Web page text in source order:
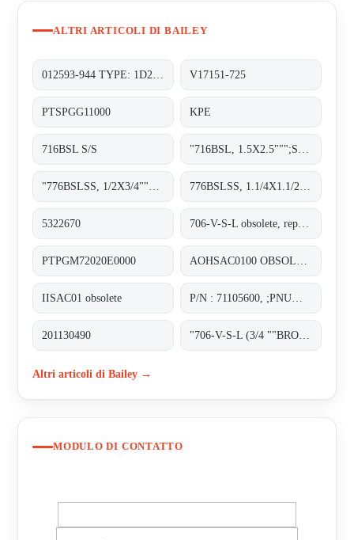
ALTRI ARTICOLI DI BAILEY
V17151-725
PTSPGG11000 KPE
716BSL S/S
5322670
PTPGM72020E0000
IISAC01 obsolete
201130490
Altri articoli di Bailey →
MODULO DI CONTATTO